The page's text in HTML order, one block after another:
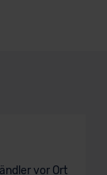
vor Ort